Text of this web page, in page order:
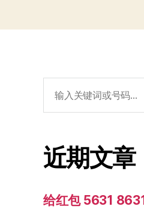
索：
近期文章
给红包 5631 8631